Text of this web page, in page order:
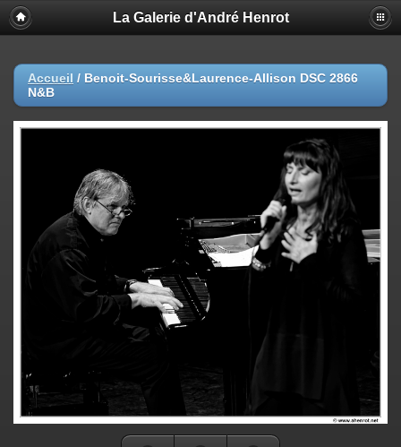
La Galerie d'André Henrot
Accueil / Benoit-Sourisse&Laurence-Allison DSC 2866
N&B